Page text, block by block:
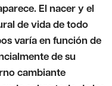
El nacer y el
de vida de todo
varía en función de
de su
cambiante